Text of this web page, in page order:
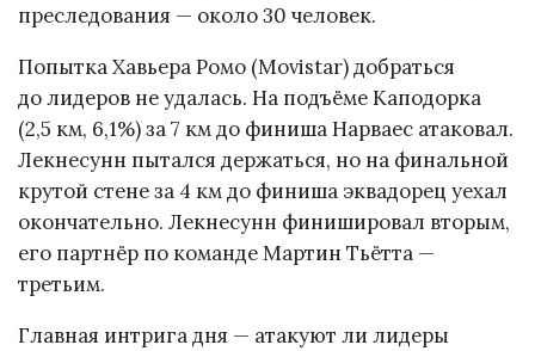
преследования — около 30 человек.
Попытка Хавьера Ромо (Movistar) добраться
до лидеров не удалась. На подъёме Каподорка
(2,5 км, 6,1%) за 7 км до финиша Нарваес атаковал.
Лекнесунн пытался держаться, но на финальной
крутой стене за 4 км до финиша эквадорец уехал
окончательно. Лекнесунн финишировал вторым,
его партнёр по команде Мартин Тьётта —
третьим.
Главная интрига дня — атакуют ли лидеры